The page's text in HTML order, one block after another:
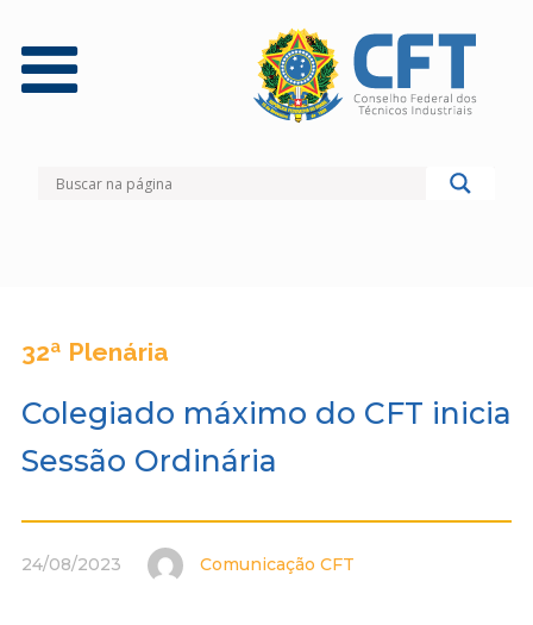
32ª Plenária
Colegiado máximo do CFT inicia
Sessão Ordinária
24/08/2023 Comunicação CFT